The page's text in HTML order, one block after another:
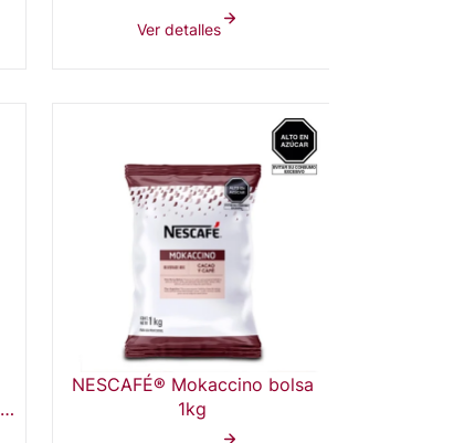
Ver detalles
NESCAFÉ® Mokaccino bolsa
1kg